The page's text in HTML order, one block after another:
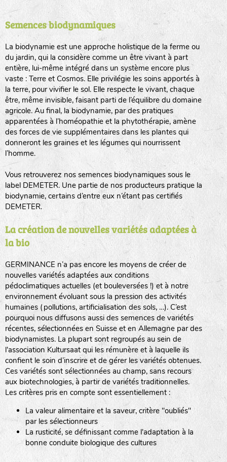
Semences biodynamiques
La biodynamie est une approche holistique de la ferme ou
du jardin, qui la considère comme un être vivant à part
entière, lui-même intégré dans un système encore plus
vaste : Terre et Cosmos. Elle privilégie les soins apportés à
la terre, pour vivifier le sol. Elle respecte le vivant, chaque
être, même invisible, faisant parti de l’équilibre du domaine
agricole. Au final, la biodynamie, par des pratiques
apparentées à l’homéopathie et la phytothérapie, amène
des forces de vie supplémentaires dans les plantes qui
donneront les graines et les légumes qui nourrissent
l’homme.
Vous retrouverez nos semences biodynamiques sous le
label DEMETER. Une partie de nos producteurs pratique la
biodynamie, certains d’entre eux n’étant pas certifiés
DEMETER.
La création de nouvelles variétés adaptées à
la bio
GERMINANCE n’a pas encore les moyens de créer de
nouvelles variétés adaptées aux conditions
pédoclimatiques actuelles (et bouleversées !) et à notre
environnement évoluant sous la pression des activités
humaines (pollutions, artificialisation des sols, …). C’est
pourquoi nous diffusons aussi des semences de variétés
récentes, sélectionnées en Suisse et en Allemagne par des
biodynamistes. La plupart sont regroupés au sein de
l'association Kultursaat qui les rémunère et à laquelle ils
confient le soin d’inscrire et de gérer les variétés obtenues.
Ces variétés sont sélectionnées au champ, sans recours
aux biotechnologies, à partir de variétés traditionnelles.
Les critères pris en compte sont essentiellement :
La valeur alimentaire et la saveur, critère "oubliés"
par les sélectionneurs
La rusticité, se définissant comme l'adaptation à la
bonne conduite biologique des cultures
BINGENHEIMER SAATGUT (BGH)
www.bingenheimersaatgut.de
DE BOLSTER (DBO)
www.bolster.nl
GRAINE DEL PAÏS (GDP)
www.grainesdelpais.com
JARDIN EN’VIE (JEV)
LA BOITE A GRAINES (LBAG)
LA RÉFÉRENCE :F BEL20BPA1A (en haut à gauche)
F : Fleurs.
Les autres catégories étant :
: Engrais vert
L: Légumes
A: Aromatiques
BEL : Code de la variété
(Ici Belle de nuit)
20 : Année de récolte(ici 2020)
BPA : Initiales du producteur ou du fournisseur de la
semence.
1 : Numéro d’ordre du lot
A : Sans calibre.
G: Gros
M: Moyen calibre
P: Petit calibre
animaux sauvages
biodiversité cultivée
Légumes feuilles
Légumes racines
Plantes aromatiques